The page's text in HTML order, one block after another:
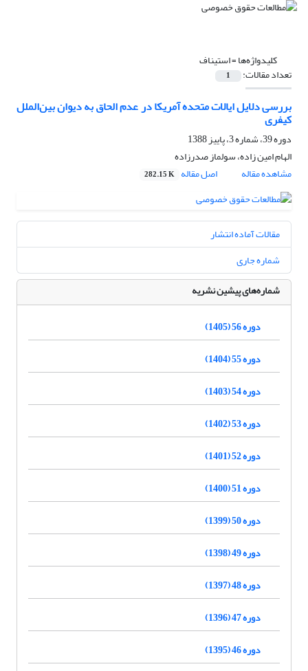
کلیدواژه‌ها =استیناف
تعداد مقالات: 1
بررسی دلایل ایالات متحده آمریکا در عدم الحاق به دیوان ‌بین‌الملل
کیفری
دوره 39، شماره 3، پاییز 1388
الهام امین زاده، سولماز صدرزاده
مشاهده مقاله
اصل مقاله 282.15 K
مقالات آماده انتشار
شماره جاری
شماره‌های پیشین نشریه
دوره 56 (1405)
دوره 55 (1404)
دوره 54 (1403)
دوره 53 (1402)
دوره 52 (1401)
دوره 51 (1400)
دوره 50 (1399)
دوره 49 (1398)
دوره 48 (1397)
دوره 47 (1396)
دوره 46 (1395)